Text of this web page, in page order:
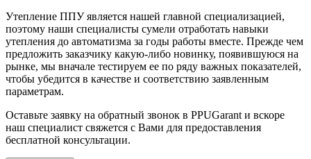
Утепление ППУ является нашей главной специализацией,
поэтому наши специалисты сумели отработать навыки
утепления до автоматизма за годы работы вместе. Прежде чем
предложить заказчику какую-либо новинку, появившуюся на
рынке, мы вначале тестируем ее по ряду важных показателей,
чтобы убедится в качестве и соответствию заявленным
параметрам.
Оставьте заявку на обратный звонок в PPUGarant и вскоре
наш специалист свяжется с Вами для предоставления
бесплатной консультации.